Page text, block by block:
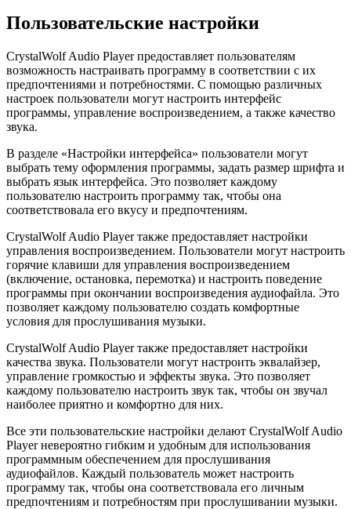
Пользовательские настройки
CrystalWolf Audio Player предоставляет пользователям
возможность настраивать программу в соответствии с их
предпочтениями и потребностями. С помощью различных
настроек пользователи могут настроить интерфейс
программы, управление воспроизведением, а также качество
звука.
В разделе «Настройки интерфейса» пользователи могут
выбрать тему оформления программы, задать размер шрифта и
выбрать язык интерфейса. Это позволяет каждому
пользователю настроить программу так, чтобы она
соответствовала его вкусу и предпочтениям.
CrystalWolf Audio Player также предоставляет настройки
управления воспроизведением. Пользователи могут настроить
горячие клавиши для управления воспроизведением
(включение, остановка, перемотка) и настроить поведение
программы при окончании воспроизведения аудиофайла. Это
позволяет каждому пользователю создать комфортные
условия для прослушивания музыки.
CrystalWolf Audio Player также предоставляет настройки
качества звука. Пользователи могут настроить эквалайзер,
управление громкостью и эффекты звука. Это позволяет
каждому пользователю настроить звук так, чтобы он звучал
наиболее приятно и комфортно для них.
Все эти пользовательские настройки делают CrystalWolf Audio
Player невероятно гибким и удобным для использования
программным обеспечением для прослушивания
аудиофайлов. Каждый пользователь может настроить
программу так, чтобы она соответствовала его личным
предпочтениям и потребностям при прослушивании музыки.